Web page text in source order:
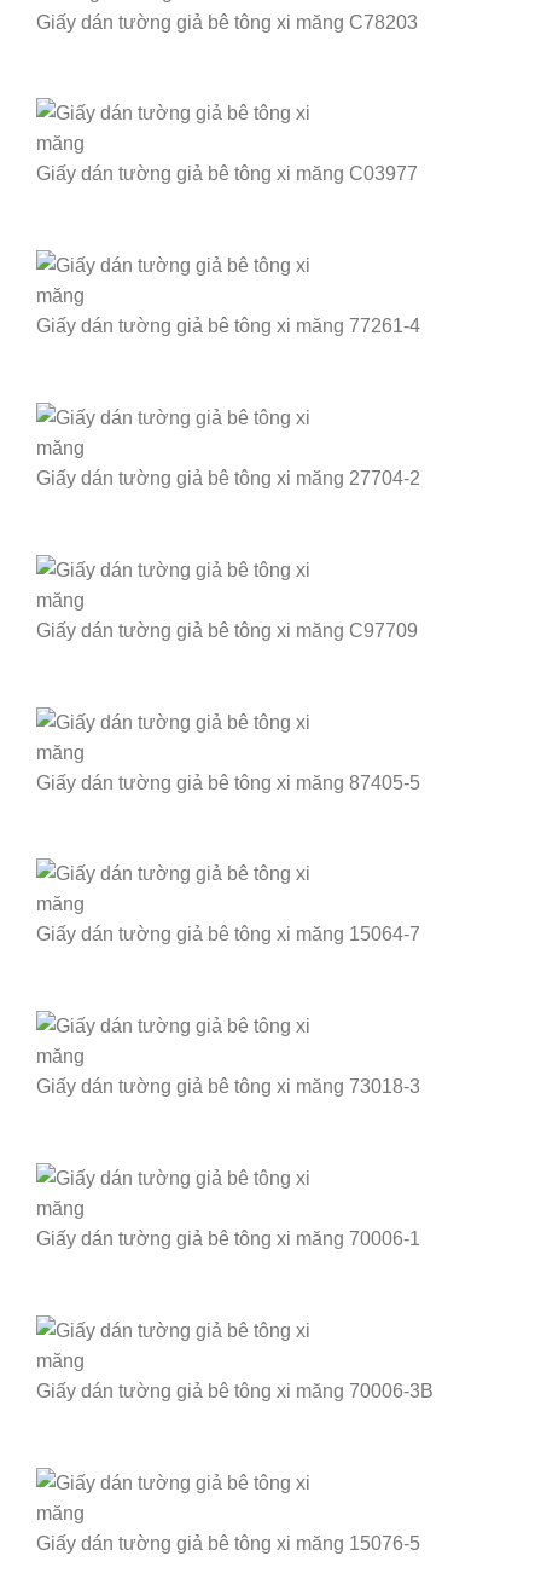
Giấy dán tường giả bê tông xi măng C78203
Giấy dán tường giả bê tông xi măng C03977
Giấy dán tường giả bê tông xi măng 77261-4
Giấy dán tường giả bê tông xi măng 27704-2
Giấy dán tường giả bê tông xi măng C97709
Giấy dán tường giả bê tông xi măng 87405-5
Giấy dán tường giả bê tông xi măng 15064-7
Giấy dán tường giả bê tông xi măng 73018-3
Giấy dán tường giả bê tông xi măng 70006-1
Giấy dán tường giả bê tông xi măng 70006-3B
Giấy dán tường giả bê tông xi măng 15076-5